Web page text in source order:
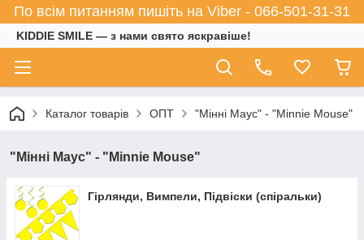
По всім питанням пишіть на Viber - 066-501-31-31
KIDDIE SMILE — з нами свято яскравіше!
Каталог товарів ОПТ "Мінні Маус" - "Minnie Mouse"
"Мінні Маус" - "Minnie Mouse"
Гірлянди, Вимпели, Підвіски (спіральки)